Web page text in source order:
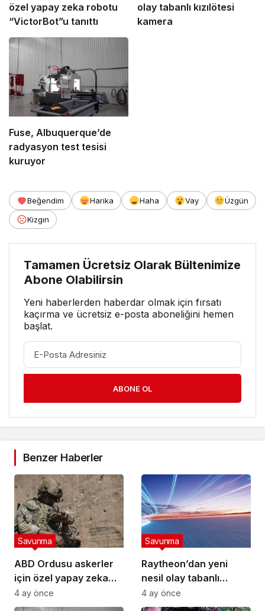
özel yapay zeka robotu
“VictorBot”u tanıttı
olay tabanlı kızılötesi
kamera
Fuse, Albuquerque’de
radyasyon test tesisi
kuruyor
Beğendim Harika Haha Vay
Üzgün
Kızgın
Tamamen Ücretsiz Olarak Bültenimize
Abone Olabilirsin
Yeni haberlerden haberdar olmak için fırsatı
kaçırma ve ücretsiz e-posta aboneliğini hemen
başlat.
ABONE OL
Benzer Haberler
ABD Ordusu askerler
için özel yapay zeka
robotu “VictorBot”u
tanıttı
Savunma
4 ay önce
Raytheon’dan yeni
nesil olay tabanlı
kızılötesi kamera
Savunma
4 ay önce